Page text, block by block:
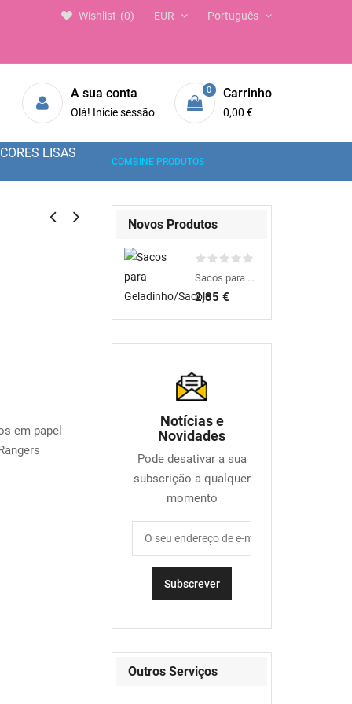
Português
EUR
Wishlist 0
A sua conta
Olá! Inicie sessão
0 Carrinho
0,00 €
CORES LISAS
COMBINE PRODUTOS
em papel
Novos Produtos
Sacos para Geladinho/Sacolé
2,35 €
Notícias e
Novidades
Pode desativar a sua
subscrição a qualquer
momento
Outros Serviços